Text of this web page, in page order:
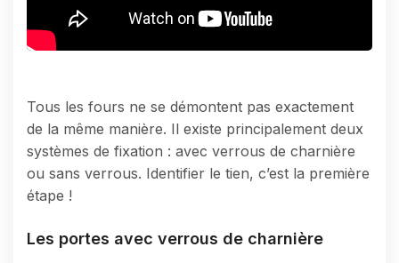
Tous les fours ne se démontent pas exactement
de la même manière. Il existe principalement deux
systèmes de fixation : avec verrous de charnière
ou sans verrous. Identifier le tien, c’est la première
étape !
Les portes avec verrous de charnière